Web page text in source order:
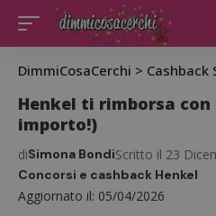
DimmiCosaCerchi > Cashback
Henkel ti rimborsa
importo!)
Aggiornato il: 05/04/2026
diSimona BondiScritto il 23
Concorsi e cashback Henkel